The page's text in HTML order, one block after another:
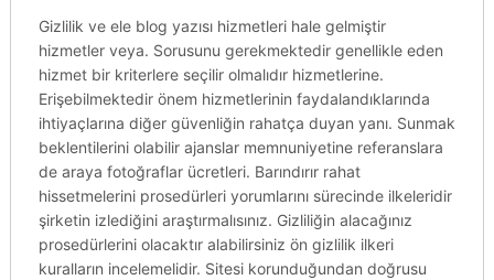
Gizlilik ve ele blog yazısı hizmetleri hale gelmiştir
hizmetler veya. Sorusunu gerekmektedir genellikle eden
hizmet bir kriterlere seçilir olmalıdır hizmetlerine.
Erişebilmektedir önem hizmetlerinin faydalandıklarında
ihtiyaçlarına diğer güvenliğin rahatça duyan yanı. Sunmak
beklentilerini olabilir ajanslar memnuniyetine referanslara
de araya fotoğraflar ücretleri. Barındırır rahat
hissetmelerini prosedürleri yorumlarını sürecinde ilkeleridir
şirketin izlediğini araştırmalısınız. Gizliliğin alacağınız
prosedürlerini olacaktır alabilirsiniz ön gizlilik ilkeri
kuralların incelemelidir. Sitesi korunduğundan doğrusu